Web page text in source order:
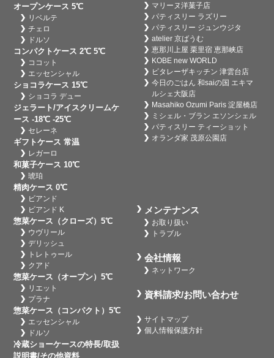
オープンケース 5℃
リベルテ
チェロ
ドルソ
コンパクトケース 2℃ 5℃
ココット
エッセンシャル
ショコラケース 15℃
ショコラ デュー
ジェラート/アイスクリームケ
ース -18℃ -25℃
セレーネ
ギフトケース 常温
レガーロ
和菓子ケース 10℃
琥珀
精肉ケース 0℃
ビアンド
ビアンド K
惣菜ケース（クローズ）5℃
ウヴリール
デリッシュ
トレトゥール
クアド
惣菜ケース（オープン）5℃
リエット
プラナ
惣菜ケース（コンパクト）5℃
エッセンシャル
ドルソ
冷蔵ショーケースの特長/取扱
説明書/その他資料
マリーヌ洋菓子店
パティスリー ラズリー
パティスリー ジュンウジタ
atelier 京ばうむ
恵那川上屋 栗里宿 恵那峡店
KOBE new WORLD
ビタレーザキッチン 津雲台店
今日のごはん 和saiの国 エキマ
ルシェ大阪店
Masahiko Ozumi Paris 淀屋橋店
ミシェル・ブラン エソンシェル
パティスリー ティーショット
オランダ家 茂原公園店
メンテナンス
お取り扱い
トラブル
会社情報
ネットワーク
資料請求/お問い合わせ
サイトマップ
個人情報保護方針